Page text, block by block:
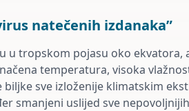
natečenih izdanaka”
u tropskom pojasu oko ekvatora,
temperatura, visoka
sve izloženije klimatskim
smanjeni uslijed sve